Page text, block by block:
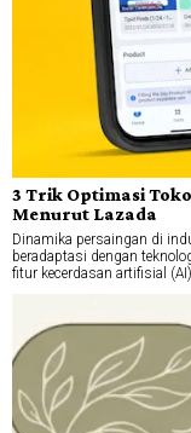
3 Trik Optimasi
Menurut Lazada
Dinamika persaingan di
beradaptasi dengan
fitur kecerdasan artifisial (AI)